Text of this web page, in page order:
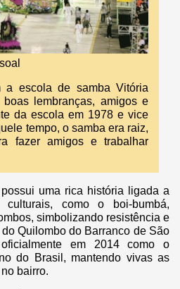
a escola de samba Vitória
lembranças, amigos e
da escola em 1978 e vice
tempo, o samba era raiz,
fazer amigos e trabalhar
uma rica história ligada a
culturais, como o boi-bumbá,
simbolizando resistência e
Quilombo do Barranco de São
oficialmente em 2014 como o
do Brasil, mantendo vivas as
bairro.